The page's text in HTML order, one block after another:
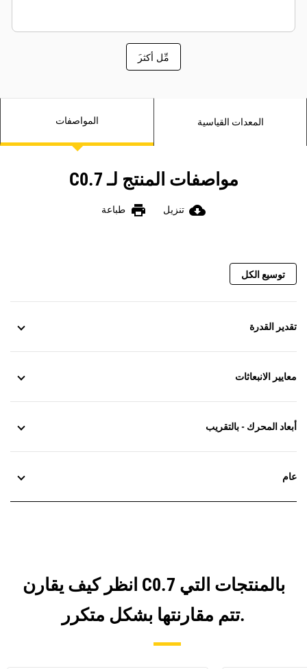
َمِّل أكثر
المواصفات المعدات القياسية
مواصفات المنتج لـ C0.7
cloud_download تنزيل print طباعة
توسيع الكل
تقدير القدرة
معايير الانبعاثات
أبعاد المحرك - بالتقريب
عام
انظر كيف يقارن C0.7 بالمنتجات التي
تتم مقارنتها بشكل متكرر.